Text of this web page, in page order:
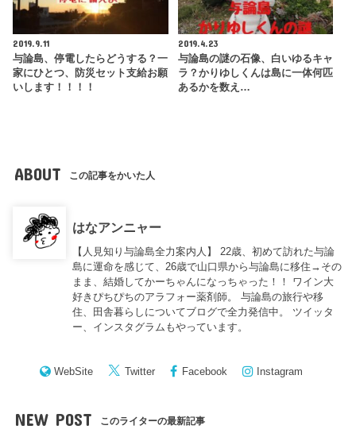
2019.9.11
与論島、停電したらどうする？一
家にひとつ、防災セット支給お願
いします！！！！
2019.4.23
与論島の謎の石像、白いゆるキャ
ラ？かりゆしくんは島に一体何匹
あるかを数え…
ABOUT この記事をかいた人
はなアンニャー
【人見知り与論島全力案内人】 22歳、初めて訪れた与論
島に運命を感じて、26歳で山口県から与論島に移住→その
まま、結婚してかーちゃんになっちゃった！！ ワイン大
好きぴちぴちのアラフォー薬剤師。 与論島の旅行や移
住、田舎暮らしについてブログで全力発信中。 ツイッタ
ー、インスタグラムもやっています。
WebSite Twitter Facebook Instagram
NEW POST このライターの最新記事